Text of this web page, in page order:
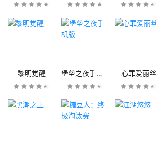
黎明觉醒 堡垒之夜手机版 心罪爱丽丝